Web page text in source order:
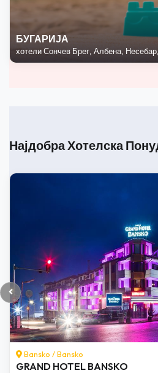
БУГАРИЈА
хотели Сончев Брег, Албена,
Најдобра Хотелска
Bansko /Bansko
GRAND HOTEL BANSKO